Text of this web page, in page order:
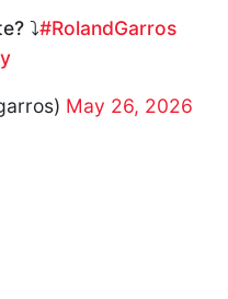
⤵️#RolandGarros
May 26, 2026